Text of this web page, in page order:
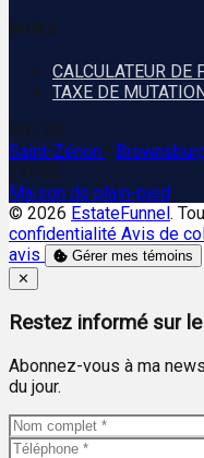
OUTILS
CALCULATEUR DE
TAXE DE MUTATION
VILLES
Saint-Zénon •
TYPES
Maison de plain-pied
© 2026 EstateFunnel .
confidentialité Avis de
avis
Gérer mes témoins
Close
✕
Restez informé sur
Abonnez-vous à ma
du jour.